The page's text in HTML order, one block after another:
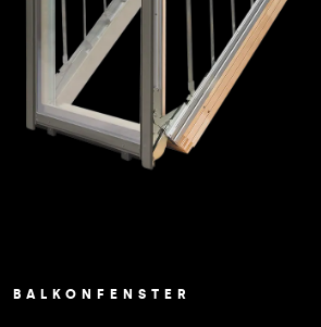
BALKONFENSTER